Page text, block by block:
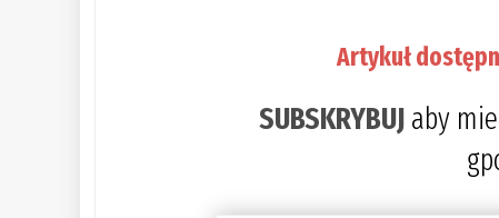
Artykuł
SUBSKRYBUJaby